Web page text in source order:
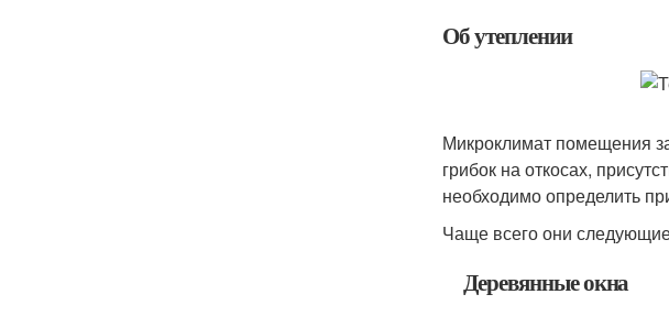
Об утеплении
Микроклимат помещения
грибок на откосах,
необходимо определить
Чаще всего они
Деревянные окна